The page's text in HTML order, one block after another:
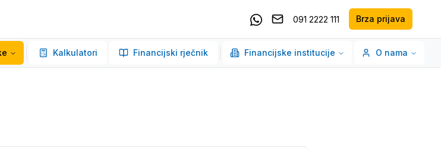
Kontaktirajte nas putem Whatsappa
091 2222 111 Brza prijava
Kalkulatori Financijski rječnik Financijske institucije O nama